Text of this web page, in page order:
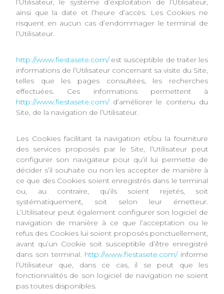
l’Utilisateur, le système d’exploitation de l’Utilisateur,
ainsi que la date et l’heure d’accès. Les Cookies ne
risquent en aucun cas d’endommager le terminal de
l’Utilisateur.
http://www.fiestasete.com/est susceptible de traiter les
informations de l’Utilisateur concernant sa visite du Site,
telles que les pages consultées, les recherches
effectuées. Ces informations permettent à
http://www.fiestasete.com/d’améliorer le contenu du
Site, de la navigation de l’Utilisateur.
Les Cookies facilitant la navigation et/ou la fourniture
des services proposés par le Site, l’Utilisateur peut
configurer son navigateur pour qu’il lui permette de
décider s’il souhaite ou non les accepter de manière à
ce que des Cookies soient enregistrés dans le terminal
ou, au contraire, qu’ils soient rejetés, soit
systématiquement, soit selon leur émetteur.
L’Utilisateur peut également configurer son logiciel de
navigation de manière à ce que l’acceptation ou le
refus des Cookies lui soient proposés ponctuellement,
avant qu’un Cookie soit susceptible d’être enregistré
dans son terminal. http://www.fiestasete.com/informe
l’Utilisateur que, dans ce cas, il se peut que les
fonctionnalités de son logiciel de navigation ne soient
pas toutes disponibles.